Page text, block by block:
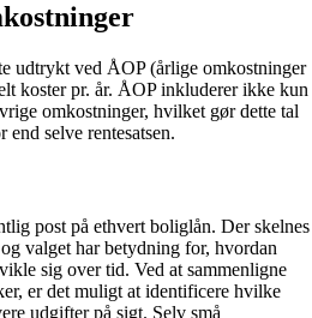
udtrykt ved ÅOP (årlige omkostninger
koster pr. år. ÅOP inkluderer ikke kun
omkostninger, hvilket gør dette tal
selve rentesatsen.
post på ethvert boliglån. Der skelnes
valget har betydning for, hvordan
sig over tid. Ved at sammenligne
er det muligt at identificere hvilke
udgifter på sigt. Selv små